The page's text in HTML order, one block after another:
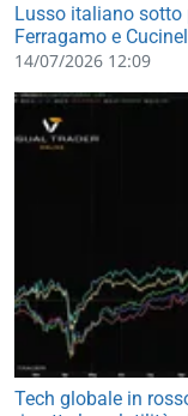
Lusso italiano sotto
Ferragamo e
14/07/2026 12:09
Tech globale in